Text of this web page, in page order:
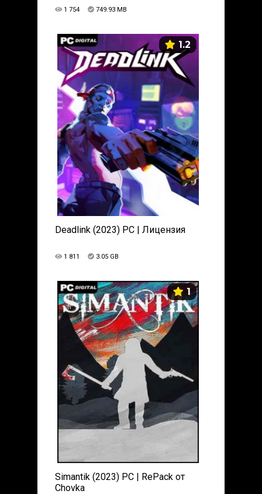
1 754 749.93 MB
1.2
Deadlink (2023) PC | Лицензия
1 811 3.05 GB
1
Simantik (2023) PC | RePack от
Chovka